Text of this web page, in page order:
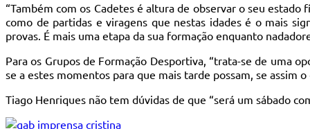
“Também com os Cadetes é altura de observar o seu
como de partidas e viragens que nestas idades é o mais
provas. É mais uma etapa da sua formação enquanto
Para os Grupos de Formação Desportiva, “trata-se de uma
se a estes momentos para que mais tarde possam, se assim
Tiago Henriques não tem dúvidas de que “será um sábado